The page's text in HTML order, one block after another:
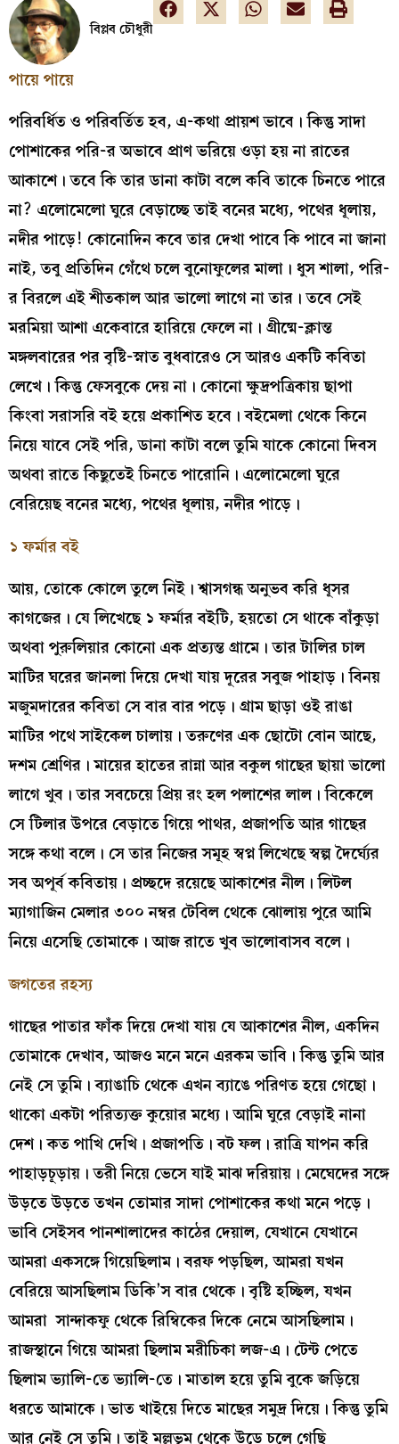
বিপ্লব চৌধুরী
পায়ে পায়ে
পরিবর্ধিত ও পরিবর্তিত হব, এ-কথা প্রায়শ ভাবে। কিন্তু সাদা
পোশাকের পরি-র অভাবে প্রাণ ভরিয়ে ওড়া হয় না রাতের
আকাশে। তবে কি তার ডানা কাটা বলে কবি তাকে চিনতে পারে
না? এলোমেলো ঘুরে বেড়াচ্ছে তাই বনের মধ্যে, পথের ধূলায়,
নদীর পাড়ে! কোনোদিন কবে তার দেখা পাবে কি পাবে না জানা
নাই, তবু প্রতিদিন গেঁথে চলে বুনোফুলের মালা। ধুস শালা, পরি-
র বিরলে এই শীতকাল আর ভালো লাগে না তার। তবে সেই
মরমিয়া আশা একেবারে হারিয়ে ফেলে না। গ্রীষ্মে-ক্লান্ত
মঙ্গলবারের পর বৃষ্টি-স্নাত বুধবারেও সে আরও একটি কবিতা
লেখে। কিন্তু ফেসবুকে দেয় না। কোনো ক্ষুদ্রপত্রিকায় ছাপা
কিংবা সরাসরি বই হয়ে প্রকাশিত হবে। বইমেলা থেকে কিনে
নিয়ে যাবে সেই পরি, ডানা কাটা বলে তুমি যাকে কোনো দিবস
অথবা রাতে কিছুতেই চিনতে পারোনি। এলোমেলো ঘুরে
বেরিয়েছ বনের মধ্যে, পথের ধূলায়, নদীর পাড়ে।
১ ফর্মার বই
আয়, তোকে কোলে তুলে নিই। শ্বাসগন্ধ অনুভব করি ধূসর
কাগজের। যে লিখেছে ১ ফর্মার বইটি, হয়তো সে থাকে বাঁকুড়া
অথবা পুরুলিয়ার কোনো এক প্রত্যন্ত গ্রামে। তার টালির চাল
মাটির ঘরের জানলা দিয়ে দেখা যায় দূরের সবুজ পাহাড়। বিনয়
মজুমদারের কবিতা সে বার বার পড়ে। গ্রাম ছাড়া ওই রাঙা
মাটির পথে সাইকেল চালায়। তরুণের এক ছোটো বোন আছে,
দশম শ্রেণির। মায়ের হাতের রান্না আর বকুল গাছের ছায়া ভালো
লাগে খুব। তার সবচেয়ে প্রিয় রং হল পলাশের লাল। বিকেলে
সে টিলার উপরে বেড়াতে গিয়ে পাথর, প্রজাপতি আর গাছের
সঙ্গে কথা বলে। সে তার নিজের সমূহ স্বপ্ন লিখেছে স্বল্প দৈর্ঘ্যের
সব অপূর্ব কবিতায়। প্রচ্ছদে রয়েছে আকাশের নীল। লিটল
ম্যাগাজিন মেলার ৩০০ নম্বর টেবিল থেকে ঝোলায় পুরে আমি
নিয়ে এসেছি তোমাকে। আজ রাতে খুব ভালোবাসব বলে।
জগতের রহস্য
গাছের পাতার ফাঁক দিয়ে দেখা যায় যে আকাশের নীল, একদিন
তোমাকে দেখাব, আজও মনে মনে এরকম ভাবি। কিন্তু তুমি আর
নেই সে তুমি। ব্যাঙাচি থেকে এখন ব্যাঙে পরিণত হয়ে গেছো।
থাকো একটা পরিত্যক্ত কুয়োর মধ্যে। আমি ঘুরে বেড়াই নানা
দেশ। কত পাখি দেখি। প্রজাপতি। বট ফল। রাত্রি যাপন করি
পাহাড়চূড়ায়। তরী নিয়ে ভেসে যাই মাঝ দরিয়ায়। মেঘেদের সঙ্গে
উড়তে উড়তে তখন তোমার সাদা পোশাকের কথা মনে পড়ে।
ভাবি সেইসব পানশালাদের কাঠের দেয়াল, যেখানে যেখানে
আমরা একসঙ্গে গিয়েছিলাম। বরফ পড়ছিল, আমরা যখন
বেরিয়ে আসছিলাম ডিকি’স বার থেকে। বৃষ্টি হচ্ছিল, যখন
আমরা সান্দাকফু থেকে রিম্বিকের দিকে নেমে আসছিলাম।
রাজস্থানে গিয়ে আমরা ছিলাম মরীচিকা লজ-এ। টেন্ট পেতে
ছিলাম ভ্যালি-তে ভ্যালি-তে। মাতাল হয়ে তুমি বুকে জড়িয়ে
ধরতে আমাকে। ভাত খাইয়ে দিতে মাছের সমুদ্র দিয়ে। কিন্তু তুমি
আর নেই সে তুমি। তাই মল্লভূম থেকে উড়ে চলে গেছি